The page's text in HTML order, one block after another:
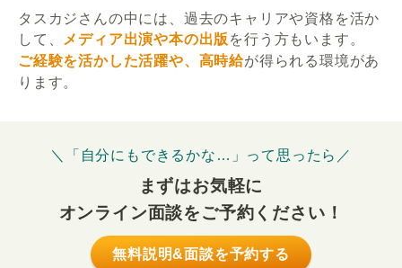
タスカジさんの中には、過去のキャリアや資格を活か
して、
メディア出演や本の出版 を行う方もいます。
ご経験を活かした活躍や、高時給が得られる環境があ
ります。
＼「自分にもできるかな…」って思ったら／
まずはお気軽に
オンライン面談をご予約ください！
無料説明&面談を予約する